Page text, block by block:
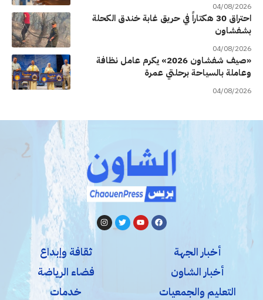
04/08/2026
احتراق 30 هكتاراً في حريق غابة خندق الكحلة
بشفشاون
04/08/2026
«صيف شفشاون 2026» يكرم عامل نظافة
وعاملة بالسياحة برحلتي عمرة
04/08/2026
أخبار الجهة
أخبار الشاون
التعليم والجمعيات
ثقافة وإبداع
فضاء الرياضة
خدمات